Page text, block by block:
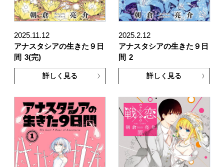
2025.11.12
アナスタシアの生きた９日
間 3(完)
詳しく見る
2025.2.12
アナスタシアの生きた９日
間 2
詳しく見る